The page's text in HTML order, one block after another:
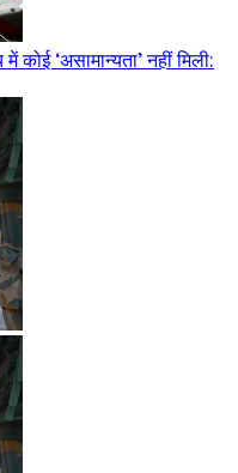
‘असामान्यता’ नहीं मिली: